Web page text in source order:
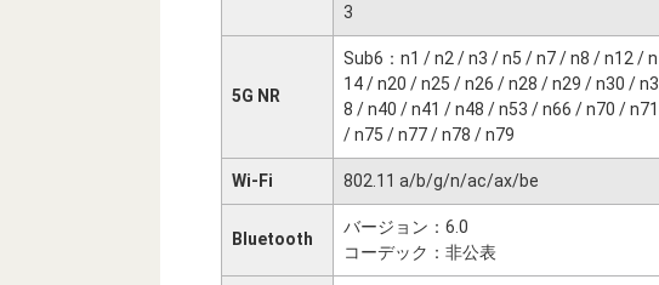
3
5G NR
Sub6：n1 / n2 / n3 / n5 / n7 / n8 / n12 / n
14 / n20 / n25 / n26 / n28 / n29 / n30 / n3
8 / n40 / n41 / n48 / n53 / n66 / n70 / n71
/ n75 / n77 / n78 / n79
Wi-Fi 802.11 a/b/g/n/ac/ax/be
Bluetooth
バージョン：6.0
コーデック：非公表